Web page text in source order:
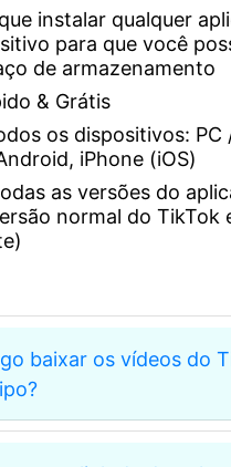
instalar qualquer
para que você
de armazenamento
& Grátis
os dispositivos: PC
iPhone (iOS)
as versões do
normal do TikTok
baixar os vídeos do